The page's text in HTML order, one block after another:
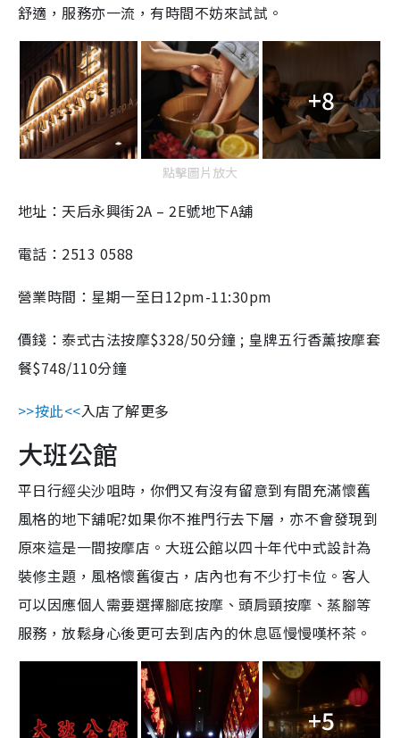
舒適，服務亦一流，有時間不妨來試試。
+8
點擊圖片放大
地址：天后永興街2A – 2E號地下A舖
電話：2513 0588
營業時間：星期一至日12pm-11:30pm
價錢：泰式古法按摩$328/50分鐘 ; 皇牌五行香薰按摩套
餐$748/110分鐘
>>按此<<入店了解更多
大班公館
平日行經尖沙咀時，你們又有沒有留意到有間充滿懷舊
風格的地下舖呢?如果你不推門行去下層，亦不會發現到
原來這是一間按摩店。大班公館以四十年代中式設計為
裝修主題，風格懷舊復古，店內也有不少打卡位。客人
可以因應個人需要選擇腳底按摩、頭肩頸按摩、蒸腳等
服務，放鬆身心後更可去到店內的休息區慢慢嘆杯茶。
+5